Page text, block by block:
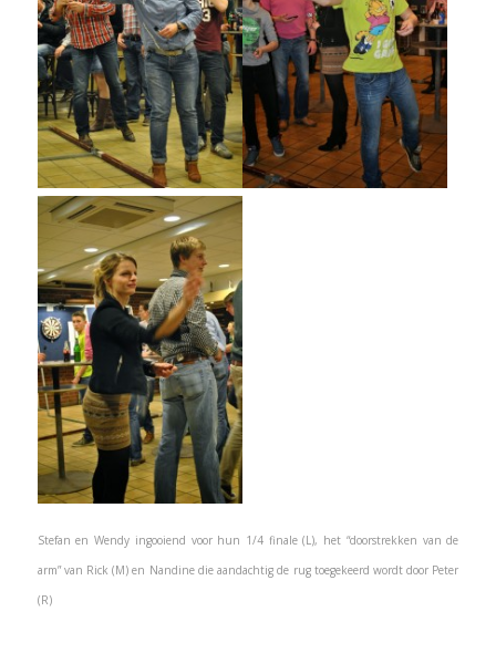
Stefan en Wendy ingooiend voor hun 1/4 finale (L), het “doorstrekken van de
arm” van Rick (M) en Nandine die aandachtig de rug toegekeerd wordt door Peter
(R)